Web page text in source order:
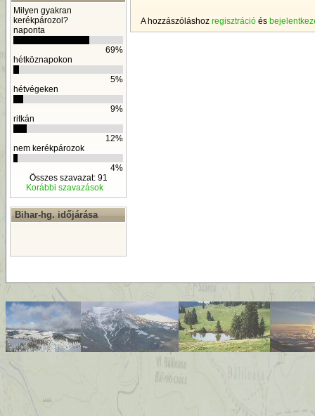
Milyen gyakran
kerékpározol?
naponta
69%
hétköznapokon
5%
hétvégeken
9%
ritkán
12%
nem kerékpározok
4%
Összes szavazat: 91
Korábbi szavazások
Bihar-hg. időjárása
A hozzászóláshoz regisztráció és
By